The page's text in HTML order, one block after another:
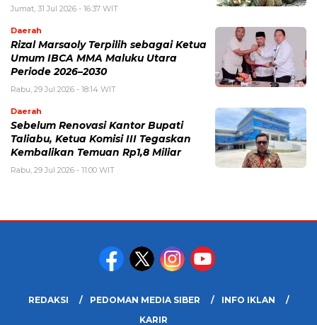
Jumat, 31 Jul 2026 - 16:37 WIT
Daerah
Rizal Marsaoly Terpilih sebagai Ketua
Umum IBCA MMA Maluku Utara
Periode 2026–2030
Rabu, 29 Jul 2026 - 18:14 WIT
Daerah
Sebelum Renovasi Kantor Bupati
Taliabu, Ketua Komisi III Tegaskan
Kembalikan Temuan Rp1,8 Miliar
Rabu, 29 Jul 2026 - 11:00 WIT
REDAKSI PEDOMAN MEDIA SIBER
INFO IKLAN
KARIR